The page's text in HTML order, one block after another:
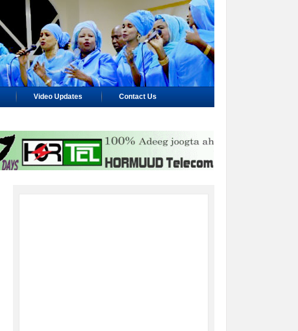
Video Updates Contact Us